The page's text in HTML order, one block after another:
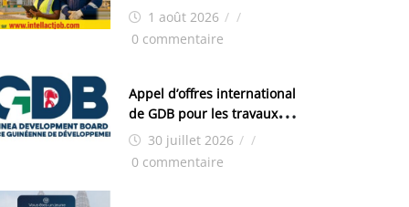
postes1 août 2026 / /
0 commentaire
Appel d’offres international
de GDB pour les travaux
d’aménagement de la zone
industrielle de FANDJE
30 juillet 2026 / /
0 commentaire